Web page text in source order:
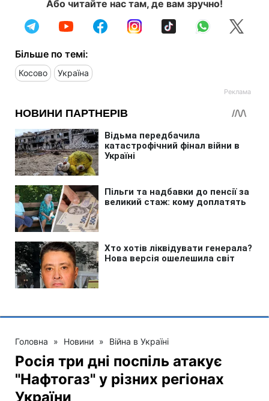
Або читайте нас там, де вам зручно!
Більше по темі:
Косово Україна
Головна » Новини » Війна в Україні
Росія три дні поспіль атакує
"Нафтогаз" у різних регіонах
України